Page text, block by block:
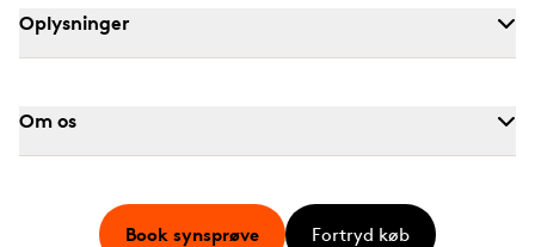
Oplysninger
Om os
Book synsprøve Fortryd køb